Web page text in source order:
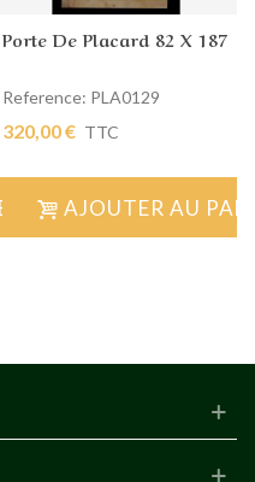
Porte De Placard 82 X 187
Reference: PLA0129
320,00 € TTC
AJOUTER AU